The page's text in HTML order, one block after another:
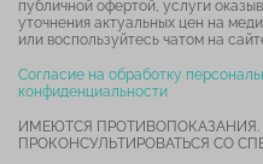
публичной офертой, услуги
уточнения актуальных цен на
или воспользуйтесь чатом на
Согласие на обработку
конфиденциальности
ИМЕЮТСЯ
ПРОКОНСУЛЬТИРОВАТЬСЯ СО